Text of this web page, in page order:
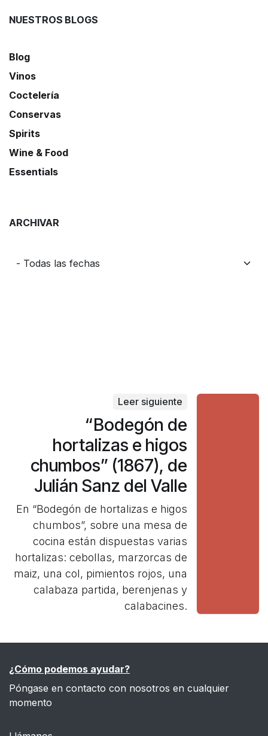
NUESTROS BLOGS
Blog
Vinos
Coctelería
Conservas
Spirits
Wine & Food
Essentials
ARCHIVAR
Leer siguiente
“Bodegón de
hortalizas e higos
chumbos” (1867), de
Julián Sanz del Valle
En “Bodegón de hortalizas e higos
chumbos”, sobre una mesa de
cocina están dispuestas varias
hortalizas: cebollas, marzorcas de
maiz, una col, pimientos rojos, una
calabaza partida, berenjenas y
calabacines.
¿Cómo podemos ayudar?
Póngase en contacto con nosotros en cualquier
momento